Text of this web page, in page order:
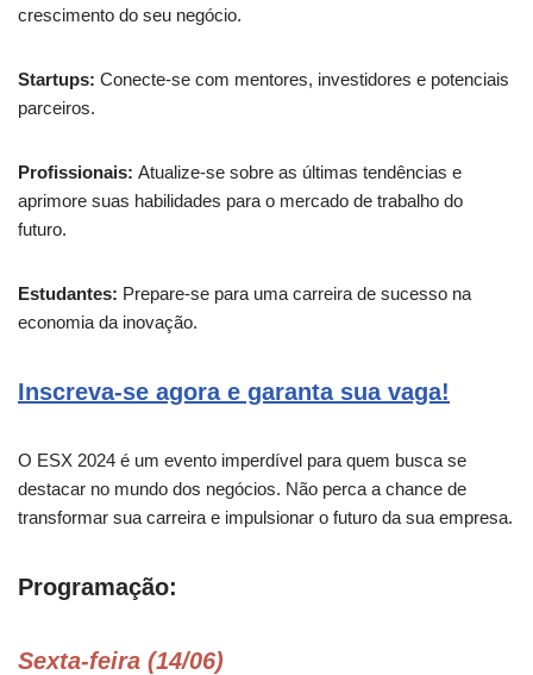
crescimento do seu negócio.
Startups: Conecte-se com mentores, investidores e potenciais
parceiros.
Profissionais: Atualize-se sobre as últimas tendências e
aprimore suas habilidades para o mercado de trabalho do
futuro.
Estudantes: Prepare-se para uma carreira de sucesso na
economia da inovação.
Inscreva-se agora e garanta sua vaga!
O ESX 2024 é um evento imperdível para quem busca se
destacar no mundo dos negócios. Não perca a chance de
transformar sua carreira e impulsionar o futuro da sua empresa.
Programação:
Sexta-feira (14/06)